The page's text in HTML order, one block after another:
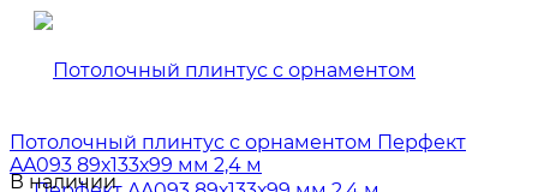
Потолочный плинтус с орнаментом Перфект
AA093 89х133х99 мм 2,4 м
В наличии